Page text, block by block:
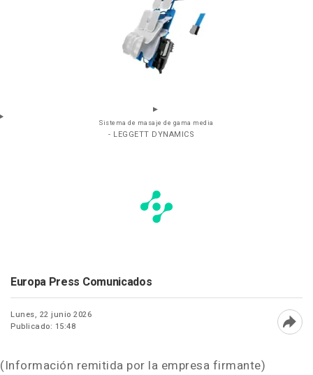
Sistema de masaje de gama media
- LEGGETT DYNAMICS
Europa Press Comunicados
Lunes, 22 junio 2026
Publicado: 15:48
(Información remitida por la empresa firmante)